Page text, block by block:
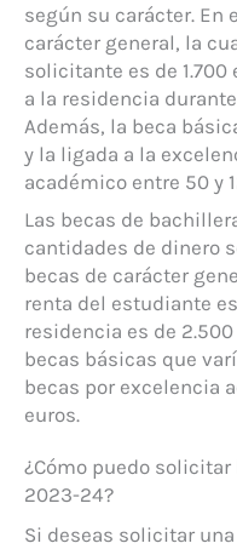
según su carácter. En
carácter general, la
solicitante es de
a la residencia
Además, la beca
y la ligada a la
académico entre 50 y
Las becas de
cantidades de dinero
becas de carácter
renta del estudiante
residencia es de
becas básicas que
becas por excelencia
euros.
¿Cómo puedo solicitar
2023-24?
Si deseas solicitar